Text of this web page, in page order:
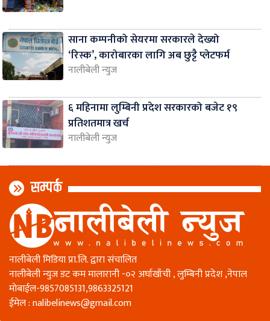
साना कम्पनीको सेयरमा सरकारले देख्यो
‘रिस्क’, कारोबारका लागि अब छुट्टै प्लेटफर्म
नालीबेली न्युज
६ महिनामा लुम्बिनी प्रदेश सरकारको बजेट १९
प्रतिशतमात्र खर्च
नालीबेली न्युज
सम्पर्क
नालीबेली मिडिया प्रा.लि. द्वारा संचालित
नालीबेली न्युज डट कम मालारानी -०२ अर्घाखाँची , लुम्बिनी प्रदेश ,नेपाल
माेबाईल-9857085131,9863325121
ईमेल :nalibelinews@gmail.com